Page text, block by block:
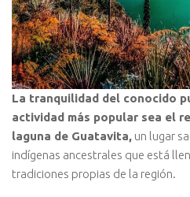
La tranquilidad del conocido
actividad más popular sea el
laguna de Guatavita, un lugar
indígenas ancestrales que está
tradiciones propias de la región.